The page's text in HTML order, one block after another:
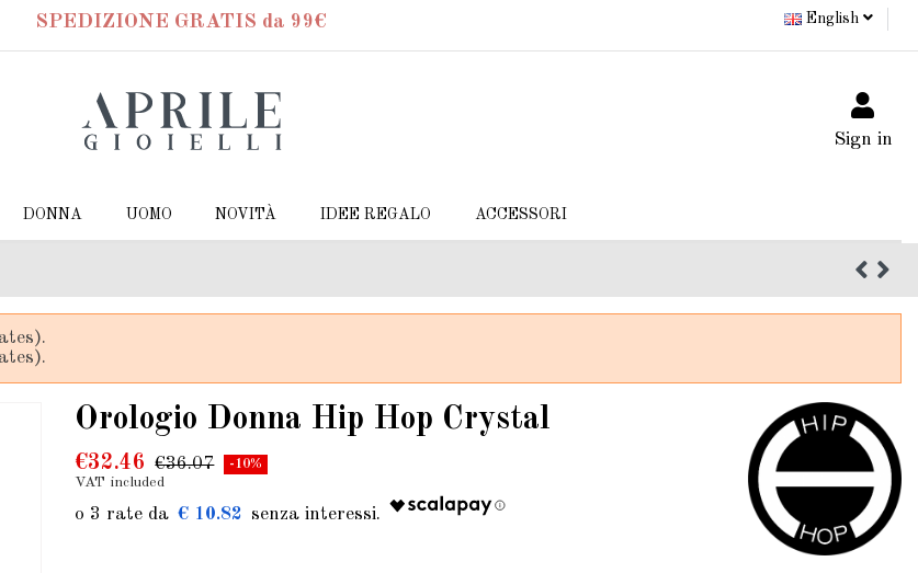
SPEDIZIONE GRATIS da 99€ English
Sign in
DONNA UOMO NOVITÀ IDEE REGALO ACCESSORI
Orologio Donna Hip Hop Crystal
€32.46 €36.07
-10%
VAT included
€ 10.82